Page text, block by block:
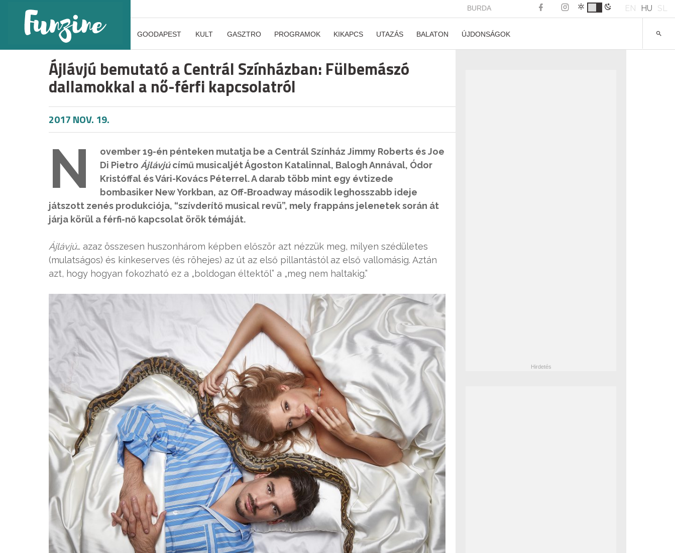
BURDA EN HU SL
GOODAPEST KULT GASZTRO PROGRAMOK KIKAPCS UTAZÁS BALATON ÚJDONSÁGOK
Ájlávjú bemutató a Centrál Színházban: Fülbemászó
dallamokkal a nő-férfi kapcsolatról
2017 NOV. 19.
N
ovember 19-én pénteken mutatja be a Centrál Színház Jimmy Roberts és Joe
Di Pietro Ájlávjúcímű musicaljét Ágoston Katalinnal, Balogh Annával, Ódor
Kristóffal és Vári-Kovács Péterrel. A darab több mint egy évtizede
bombasiker New Yorkban, az Off-Broadway második leghosszabb ideje
játszott zenés produkciója, “szívderítő musical revü”, mely frappáns jelenetek során át
járja körül a férfi-nő kapcsolat örök témáját.
Ájlávjú… azaz összesen huszonhárom képben először azt nézzük meg, milyen szédületes
(mulatságos) és kínkeserves (és röhejes) az út az első pillantástól az első vallomásig. Aztán
azt, hogy hogyan fokozható ez a „boldogan éltektől” a „meg nem haltakig.”